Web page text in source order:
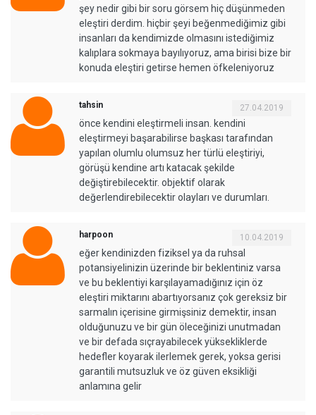
şey nedir gibi bir soru görsem hiç düşünmeden
eleştiri derdim. hiçbir şeyi beğenmediğimiz gibi
insanları da kendimizde olmasını istediğimiz
kalıplara sokmaya bayılıyoruz, ama birisi bize bir
konuda eleştiri getirse hemen öfkeleniyoruz
tahsin 27.04.2019
önce kendini eleştirmeli insan. kendini
eleştirmeyi başarabilirse başkası tarafından
yapılan olumlu olumsuz her türlü eleştiriyi,
görüşü kendine artı katacak şekilde
değiştirebilecektir. objektif olarak
değerlendirebilecektir olayları ve durumları.
harpoon 10.04.2019
eğer kendinizden fiziksel ya da ruhsal
potansiyelinizin üzerinde bir beklentiniz varsa
ve bu beklentiyi karşılayamadığınız için öz
eleştiri miktarını abartıyorsanız çok gereksiz bir
sarmalın içerisine girmişsiniz demektir, insan
olduğunuzu ve bir gün öleceğinizi unutmadan
ve bir defada sıçrayabilecek yüksekliklerde
hedefler koyarak ilerlemek gerek, yoksa gerisi
garantili mutsuzluk ve öz güven eksikliği
anlamına gelir